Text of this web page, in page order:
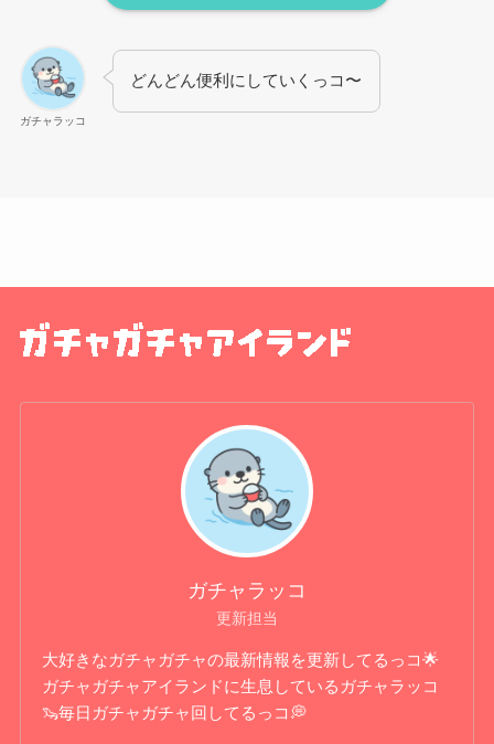
ガチャラッコ
どんどん便利にしていくっコ〜
ガチャラッコ
更新担当
大好きなガチャガチャの最新情報を更新してるっコ🌟
ガチャガチャアイランドに生息しているガチャラッコ
🦦毎日ガチャガチャ回してるっコ💭